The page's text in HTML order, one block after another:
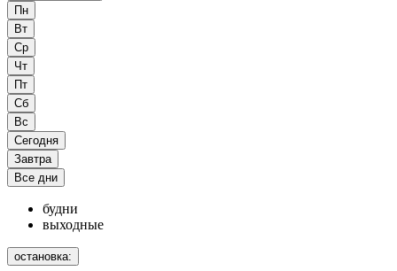
Пн
Вт
Ср
Чт
Пт
Сб
Вс
Сегодня
Завтра
Все дни
будни
выходные
остановка: